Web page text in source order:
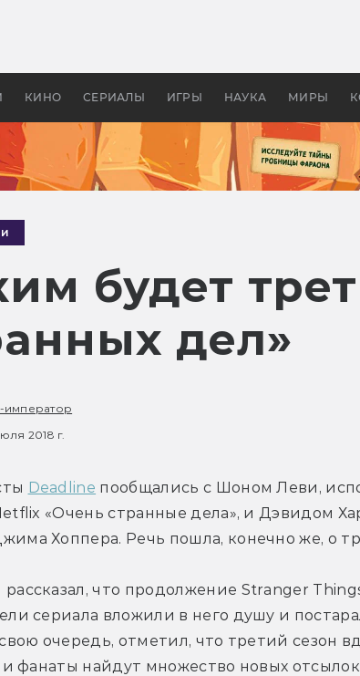
КИНО СЕРИАЛЫ ИГРЫ НАУКА МИРЫ
апокалипсис, в
будет
дел»
император
2018 г.
Deadline пообщались с Шоном Леви,
«Очень странные дела», и Дэвидом
Хоппера. Речь пошла, конечно же, о
что продолжение Stranger
сериала вложили в него душу и
очередь, отметил, что третий сезон
и фанаты найдут множество новых